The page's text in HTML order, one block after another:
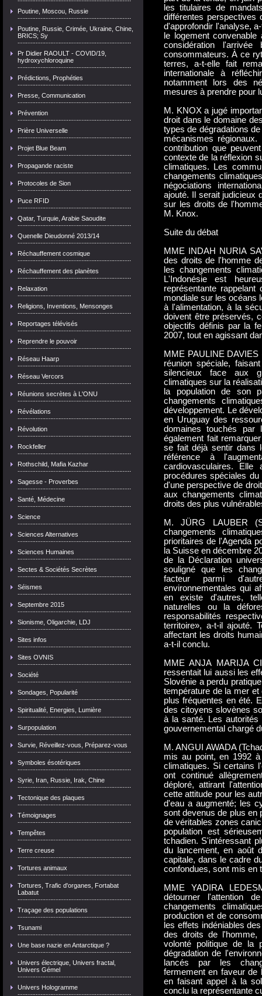
Poutine, Moscou, Russie
Poutine, Russie, Crimée, Ukraine, Chine,
BRICS; Sy
Pr Didier RAOULT - COVID/19,
hydroxychloroquine
Prédictions, Prophéties
Presse, Communication
Prévention
Prière Universelle
Projet Blue Beam
Propagande raciste
Protocoles de Sion
Puce RFID
Qatar, Turquie, Arabie Saoudite
Quenelle Dieudonné 2013/14
Réchauffement cosmique
Réchauffement des planètes
Relaxation
Religions, Inventions, Mensonges
Reportages télévisés
Reprendre le pouvoir
Réseau Haarp
Réseau Vercors
Réunions secrètes à L'ONU
Révélations
Révolution
Rockfeller
Rothschild, Mafia Kazhar
Sagesse - Proverbes
Santé, Médecine
Science
Sciences Alternatives
Sciences Humaines
Sectes & Sociétés Secrètes
Séismes
Septembre 2015
Sionisme, Oligarchie, LDJ
Sites infos
Sites OVNIS
Société
Sondages, Popularité
Spiritualité, Energies, Lumière
Surpopulation
Survie, Réveillez-vous, Préparez-vous
Symboles ésotériques
Syrie, Iran, Russie, Irak, Chine
Tectonique des plaques
Témoignages
Tempêtes
Terre creuse
Tortures animaux
Tortures, Trafic d'organes, Fortabat
Labatut
Traçage des populations
Tsunami
Une base nazie en Antarctique ?
Univers électrique, Univers fractal,
Univers Gémel
Univers Hologramme
les titulaires de
différentes perspectives
d'approfondir l'analyse,
le logement
considération
consommateurs. À ce
terres, a-t-elle fait
internationale à
notamment lors des
mesures à prendre pour
M. KNOX a jugé
droit dans le domaine
types de dégradations
mécanismes
contribution que
contexte de la réflexion
climatiques. Les
changements
négociations
ajouté. Il serait judicieux
sur les droits de
M. Knox.
Suite du débat
MME INDAH NURIA
des droits de l'homme
les changements
L'Indonésie est
représentante
mondiale sur les océans
à l'alimentation, à la
doivent être préservés,
objectifs définis par la
2007, tout en agissant
MME PAULINE
réunion spéciale,
silencieux face aux
climatiques sur la
la population de son
changements
développement. Le
en Uruguay des
domaines touchés par
également fait
se fait déjà sentir dans
référence à
cardiovasculaires.
procédures spéciales
d'une perspective de
aux changements
droits des plus
M. JÜRG LAUBER
changements
prioritaires de l'Agenda
la Suisse en décembre
de la Déclaration
souligné que les
facteur parmi
environnementales qui
en existe d'autres,
naturelles ou la
responsabilités
territoire», a-t-il ajouté.
affectant les droits
a-t-il conclu.
MME ANJA MARIJA
ressentait lui aussi les
Slovénie a perdu
température de la mer
plus fréquentes en été.
des citoyens slovènes
à la santé. Les
gouvernemental chargé
M. ANGUI AWADA
mis au point, en 1992
climatiques. Si certains
ont continué
déploré, attirant
cette attitude pour les
d'eau a augmenté; les
sont devenus de plus en
de véritables zones
population est
tchadien. S'intéressant
du lancement, en août
capitale, dans le cadre
confondues, sont mis en
MME YADIRA
détourner l'attention
changements
production et de
les effets indéniables
des droits de
volonté politique de la
dégradation de
lancés par les
fermement en faveur de
en faisant appel à la
conclu la représentante